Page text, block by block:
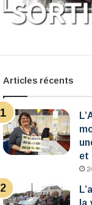
Articles récents
et
la